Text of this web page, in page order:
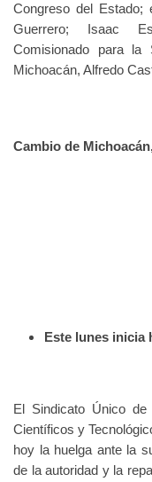
Congreso del
Guerrero; Isaac
Comisionado para la
Michoacán, Alfredo
Cambio de
Este lunes inicia
El Sindicato Único de
Científicos y
hoy la huelga ante la
de la autoridad y la